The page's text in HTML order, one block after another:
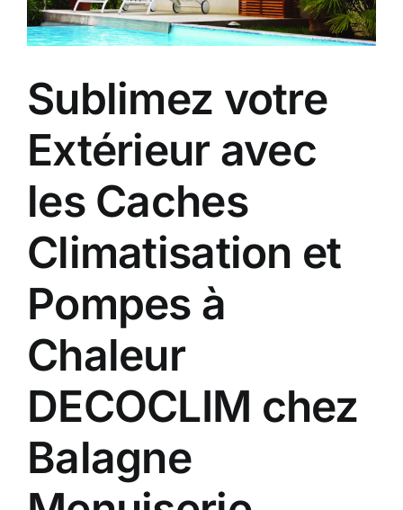
Contact
Sublimez votre
Extérieur avec
les Caches
Climatisation et
Pompes à
Chaleur
DECOCLIM chez
Balagne